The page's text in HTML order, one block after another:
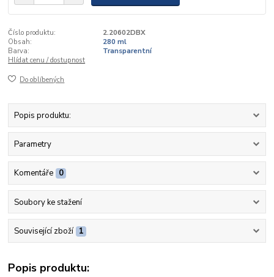
Číslo produktu:
2.20602DBX
Obsah:
280 ml
Barva:
Transparentní
Hlídat cenu / dostupnost
Do oblíbených
Popis produktu:
Parametry
Komentáře 0
Soubory ke stažení
Související zboží 1
Popis produktu: